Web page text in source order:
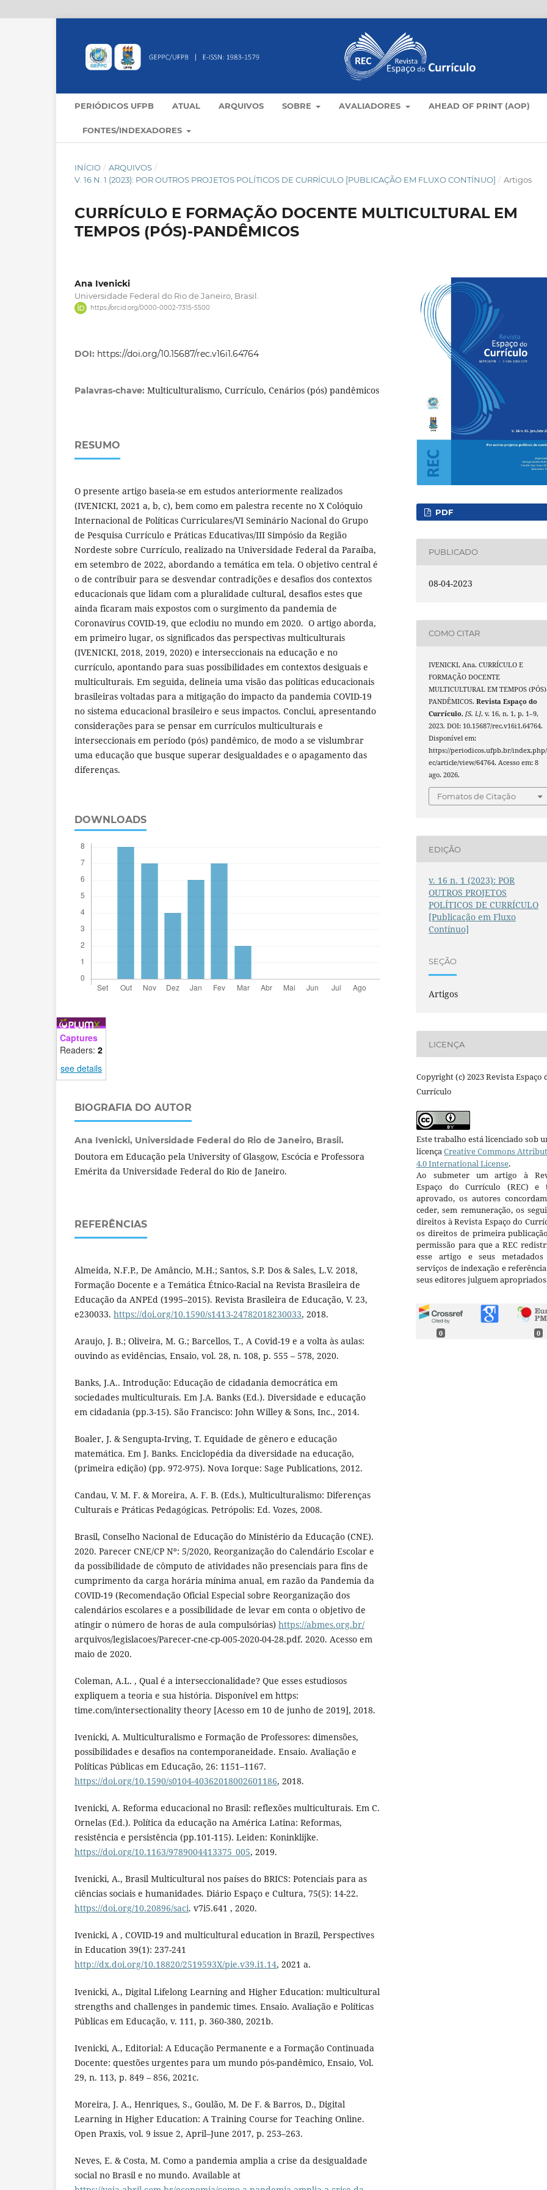
PERIÓDICOS UFPB ATUAL ARQUIVOS SOBRE AVALIADORES AHEAD OF PRINT (AOP)
FONTES/INDEXADORES
INÍCIO / ARQUIVOS /
V. 16 N. 1 (2023): POR OUTROS PROJETOS POLÍTICOS DE CURRÍCULO [PUBLICAÇÃO EM FLUXO CONTÍNUO] / Artigos
CURRÍCULO E FORMAÇÃO DOCENTE MULTICULTURAL EM
TEMPOS (PÓS)-PANDÊMICOS
Ana Ivenicki
Universidade Federal do Rio de Janeiro, Brasil.
https://orcid.org/0000-0002-7315-5500
DOI: https://doi.org/10.15687/rec.v16i1.64764
Palavras-chave: Multiculturalismo, Currículo, Cenários (pós) pandêmicos
RESUMO
O presente artigo baseia-se em estudos anteriormente realizados
(IVENICKI, 2021 a, b, c), bem como em palestra recente no X Colóquio
Internacional de Políticas Curriculares/VI Seminário Nacional do Grupo
de Pesquisa Currículo e Práticas Educativas/III Simpósio da Região
Nordeste sobre Currículo, realizado na Universidade Federal da Paraíba,
em setembro de 2022, abordando a temática em tela. O objetivo central é
o de contribuir para se desvendar contradições e desafios dos contextos
educacionais que lidam com a pluralidade cultural, desafios estes que
ainda ficaram mais expostos com o surgimento da pandemia de
Coronavírus COVID-19, que eclodiu no mundo em 2020. O artigo aborda,
em primeiro lugar, os significados das perspectivas multiculturais
(IVENICKI, 2018, 2019, 2020) e interseccionais na educação e no
currículo, apontando para suas possibilidades em contextos desiguais e
multiculturais. Em seguida, delineia uma visão das políticas educacionais
brasileiras voltadas para a mitigação do impacto da pandemia COVID-19
no sistema educacional brasileiro e seus impactos. Conclui, apresentando
considerações para se pensar em currículos multiculturais e
interseccionais em período (pós) pandêmico, de modo a se vislumbrar
uma educação que busque superar desigualdades e o apagamento das
diferenças.
DOWNLOADS
Captures
Readers: 2
see details
BIOGRAFIA DO AUTOR
Ana Ivenicki, Universidade Federal do Rio de Janeiro, Brasil.
Doutora em Educação pela University of Glasgow, Escócia e Professora
Emérita da Universidade Federal do Rio de Janeiro.
REFERÊNCIAS
Almeida, N.F.P., De Amâncio, M.H.; Santos, S.P. Dos & Sales, L.V. 2018,
Formação Docente e a Temática Étnico-Racial na Revista Brasileira de
Educação da ANPEd (1995–2015). Revista Brasileira de Educação, V. 23,
e230033. https://doi.org/10.1590/s1413-24782018230033, 2018.
Araujo, J. B.; Oliveira, M. G.; Barcellos, T., A Covid-19 e a volta às aulas:
ouvindo as evidências, Ensaio, vol. 28, n. 108, p. 555 – 578, 2020.
Banks, J.A.. Introdução: Educação de cidadania democrática em
sociedades multiculturais. Em J.A. Banks (Ed.). Diversidade e educação
em cidadania (pp.3-15). São Francisco: John Willey & Sons, Inc., 2014.
Boaler, J. & Sengupta-Irving, T. Equidade de gênero e educação
matemática. Em J. Banks. Enciclopédia da diversidade na educação,
(primeira edição) (pp. 972-975). Nova Iorque: Sage Publications, 2012.
Candau, V. M. F. & Moreira, A. F. B. (Eds.), Multiculturalismo: Diferenças
Culturais e Práticas Pedagógicas. Petrópolis: Ed. Vozes, 2008.
Brasil, Conselho Nacional de Educação do Ministério da Educação (CNE).
2020. Parecer CNE/CP Nº: 5/2020, Reorganização do Calendário Escolar e
da possibilidade de cômputo de atividades não presenciais para fins de
cumprimento da carga horária mínima anual, em razão da Pandemia da
COVID-19 (Recomendação Oficial Especial sobre Reorganização dos
calendários escolares e a possibilidade de levar em conta o objetivo de
atingir o número de horas de aula compulsórias) https://abmes.org.br/
arquivos/legislacoes/Parecer-cne-cp-005-2020-04-28.pdf. 2020. Acesso em
maio de 2020.
Coleman, A.L. , Qual é a interseccionalidade? Que esses estudiosos
expliquem a teoria e sua história. Disponível em https:
time.com/intersectionality theory [Acesso em 10 de junho de 2019], 2018.
Ivenicki, A. Multiculturalismo e Formação de Professores: dimensões,
possibilidades e desafios na contemporaneidade. Ensaio. Avaliação e
Políticas Públicas em Educação, 26: 1151–1167.
https://doi.org/10.1590/s0104-40362018002601186, 2018.
Ivenicki, A. Reforma educacional no Brasil: reflexões multiculturais. Em C.
Ornelas (Ed.). Política da educação na América Latina: Reformas,
resistência e persistência (pp.101-115). Leiden: Koninklijke.
https://doi.org/10.1163/9789004413375_005, 2019.
Ivenicki, A., Brasil Multicultural nos países do BRICS: Potenciais para as
ciências sociais e humanidades. Diário Espaço e Cultura, 75(5): 14-22.
https://doi.org/10.20896/saci. v7i5.641 , 2020.
Ivenicki, A , COVID-19 and multicultural education in Brazil, Perspectives
in Education 39(1): 237-241
http://dx.doi.org/10.18820/2519593X/pie.v39.i1.14, 2021 a.
Ivenicki, A., Digital Lifelong Learning and Higher Education: multicultural
strengths and challenges in pandemic times. Ensaio. Avaliação e Políticas
Públicas em Educação, v. 111, p. 360-380, 2021b.
Ivenicki, A., Editorial: A Educação Permanente e a Formação Continuada
Docente: questões urgentes para um mundo pós-pandêmico, Ensaio, Vol.
29, n. 113, p. 849 – 856, 2021c.
Moreira, J. A., Henriques, S., Goulão, M. De F. & Barros, D., Digital
Learning in Higher Education: A Training Course for Teaching Online.
Open Praxis, vol. 9 issue 2, April–June 2017, p. 253–263.
Neves, E. & Costa, M. Como a pandemia amplia a crise da desigualdade
social no Brasil e no mundo. Available at
PDF
PUBLICADO
08-04-2023
COMO CITAR
IVENICKI, Ana. CURRÍCULO E
FORMAÇÃO DOCENTE
MULTICULTURAL EM TEMPOS
PANDÊMICOS.Revista Espaço do
Currículo,[S. l.], v. 16, n. 1, p. 1–9,
2023. DOI: 10.15687/rec.v16i1.64764.
Disponível em:
https://periodicos.ufpb.br/
ec/article/view/64764. Acesso em: 8
ago. 2026.
Fomatos de Citação
EDIÇÃO
v. 16 n. 1 (2023): POR
OUTROS PROJETOS
POLÍTICOS DE CURRÍCULO
[Publicação em Fluxo
Contínuo]
SEÇÃO
Artigos
LICENÇA
Copyright (c) 2023 Revista Espaço
Currículo
Este trabalho está licenciado sob
licençaCreative Commons
4.0 International License.
Ao submeter um artigo à
Espaço do Currículo (REC) e
aprovado, os autores
ceder, sem remuneração, os
direitos à Revista Espaço do
os direitos de primeira
permissão para que a REC
esse artigo e seus metadados
serviços de indexação e
seus editores julguem
0 0